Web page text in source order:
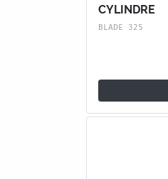
CYLINDRE
BLADE 325